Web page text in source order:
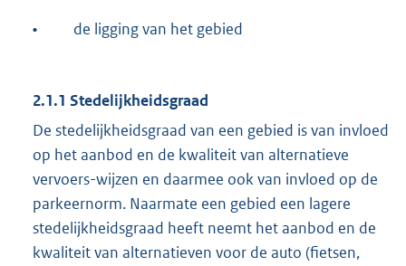
• de ligging van het gebied
2.1.1 Stedelijkheidsgraad
De stedelijkheidsgraad van een gebied is van invloed
op het aanbod en de kwaliteit van alternatieve
vervoers-wijzen en daarmee ook van invloed op de
parkeernorm. Naarmate een gebied een lagere
stedelijkheidsgraad heeft neemt het aanbod en de
kwaliteit van alternatieven voor de auto (fietsen,